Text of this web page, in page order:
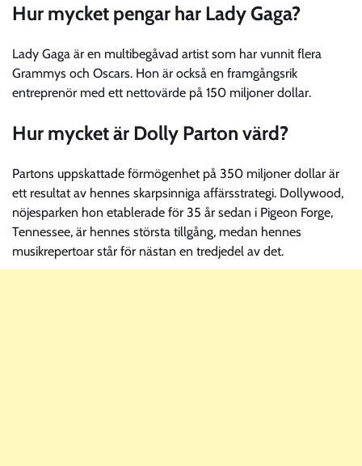
Hur mycket pengar har Lady Gaga?
Lady Gaga är en multibegåvad artist som har vunnit flera
Grammys och Oscars. Hon är också en framgångsrik
entreprenör med ett nettovärde på 150 miljoner dollar.
Hur mycket är Dolly Parton värd?
Partons uppskattade förmögenhet på 350 miljoner dollar är
ett resultat av hennes skarpsinniga affärsstrategi. Dollywood,
nöjesparken hon etablerade för 35 år sedan i Pigeon Forge,
Tennessee, är hennes största tillgång, medan hennes
musikrepertoar står för nästan en tredjedel av det.